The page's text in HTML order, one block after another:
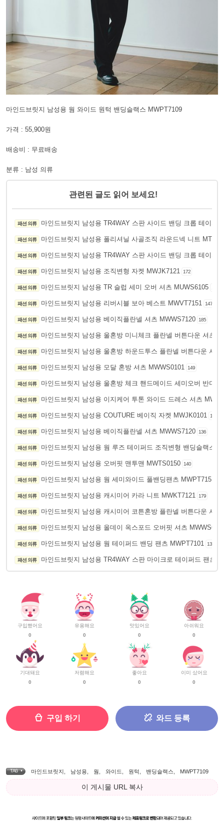
마인드브릿지 남성용 웜 와이드 원턱 밴딩슬랙스 MWPT7109
가격 : 55,900원
배송비 : 무료배송
분류 : 남성 의류
관련된 글도 읽어 보세요!
패션 의류 마인드브릿지 남성용 TR4WAY 스판 사이드 밴딩 크롭 테이퍼
패션 의류 마인드브릿지 남성용 폴리셔닐 사골조직 라운드넥 니트
패션 의류 마인드브릿지 남성용 TR4WAY 스판 사이드 밴딩 크롭 테이퍼
패션 의류 마인드브릿지 남성용 조직변형 자켓 MWJK7121 172
패션 의류 마인드브릿지 남성용 TR 슬럽 세미 오버 셔츠 MUWS6105
패션 의류 마인드브릿지 남성용 리버시블 보아 베스트 MWVT7151 147
패션 의류 마인드브릿지 남성용 베이직플란넬 셔츠 MWWS7120 185
패션 의류 마인드브릿지 남성용 울혼방 미니체크 플란넬 버튼다운 셔츠
패션 의류 마인드브릿지 남성용 울혼방 하운드투스 플란넬 버튼다운 셔츠
패션 의류 마인드브릿지 남성용 모달 혼방 셔츠 MWWS0101 149
패션 의류 마인드브릿지 남성용 울혼방 체크 핸드메이드 세미오버 반더블
패션 의류 마인드브릿지 남성용 이지케어 투톤 와이드 드레스 셔츠
패션 의류 마인드브릿지 남성용 COUTURE 베이직 자켓 MWJK0101 150
패션 의류 마인드브릿지 남성용 베이직플란넬 셔츠 MWWS7120 136
패션 의류 마인드브릿지 남성용 웜 루즈 테이퍼드 조직변형 밴딩슬랙스
패션 의류 마인드브릿지 남성용 오버핏 맨투맨 MWTS0150 140
패션 의류 마인드브릿지 남성용 웜 세미와이드 풀밴딩팬츠 MWPT7151
패션 의류 마인드브릿지 남성용 캐시미어 카라 니트 MWKT7121 179
패션 의류 마인드브릿지 남성용 캐시미어 코튼혼방 플란넬 버튼다운 셔츠
패션 의류 마인드브릿지 남성용 올데이 옥스포드 오버핏 셔츠
패션 의류 마인드브릿지 남성용 웜 테이퍼드 밴딩 팬츠 MWPT7101 138
패션 의류 마인드브릿지 남성용 TR4WAY 스판 마이크로 테이퍼드 팬츠
구입했어요
0
기대돼요
0
유용해요
0
저렴해요
0
맛있어요
0
좋아요
0
아쉬워요
0
이미 샀어요
0
구입 하기 와드 등록
TAG • 마인드브릿지 남성용 웜 와이드 원턱 밴딩슬랙스 MWPT7109
이 게시물 URL 복사